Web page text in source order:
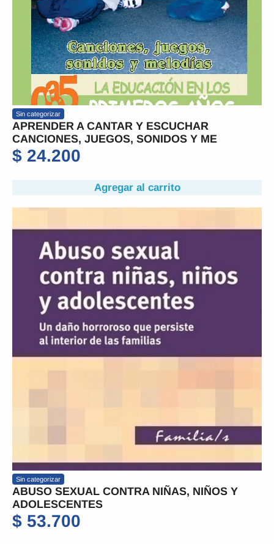
Sin categorizar
APRENDER A CANTAR Y ESCUCHAR
CANCIONES, JUEGOS, SONIDOS Y ME
$ 24.200
Agregar al carrito
Sin categorizar
ABUSO SEXUAL CONTRA NIÑAS, NIÑOS Y
ADOLESCENTES
$ 53.700